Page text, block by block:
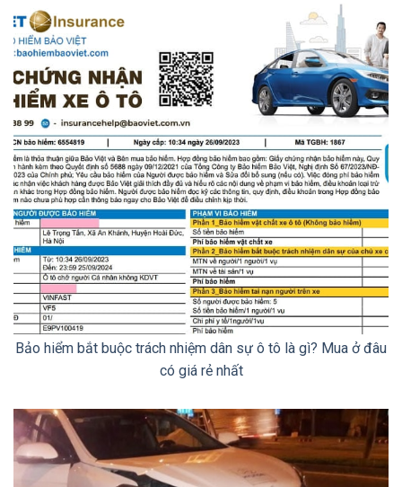
Bảo hiểm bắt buộc trách nhiệm dân sự ô tô là gì? Mua ở đâu
có giá rẻ nhất